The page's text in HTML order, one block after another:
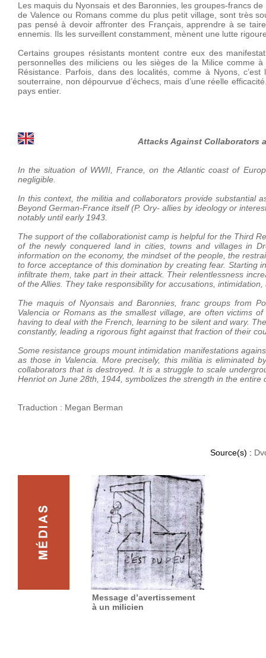
Les maquis du Nyonsais et des Baronnies, les groupes-francs
de Valence ou Romans comme du plus petit village, sont très
pas pensé à devoir affronter des Français, apprendre à se
ennemis. Ils les surveillent constamment, mènent une lutte
Certains groupes résistants montent contre eux des
personnelles des miliciens ou les sièges de la Milice comme
Résistance. Parfois, dans des localités, comme à Nyons,
souterraine, non dépourvue d’échecs, mais d’une réelle
pays entier.
Attacks Against Collaborators
In the situation of WWII, France, on the Atlantic coast of
negligible.
In this context, the militia and collaborators provide substantial
Beyond German-France itself (P. Ory- allies by ideology or
notably until early 1943.
The support of the collaborationist camp is helpful for the Third
of the newly conquered land in cities, towns and villages in
information on the economy, the mindset of the people, the
to force acceptance of this domination by creating fear. Starting
infiltrate them, take part in their attack. Their relentlessness
of the Allies. They take responsibility for accusations,
The maquis of Nyonsais and Baronnies, franc groups from
Valencia or Romans as the smallest village, are often victims
having to deal with the French, learning to be silent and wary.
constantly, leading a rigorous fight against that fraction of their
Some resistance groups mount intimidation manifestations
as those in Valencia. More precisely, this militia is eliminated
collaborators that is destroyed. It is a struggle to scale
Henriot on June 28th, 1944, symbolizes the strength in the entire
Traduction : Megan Berman
Source(s) :
Message d’avertissement
à un milicien